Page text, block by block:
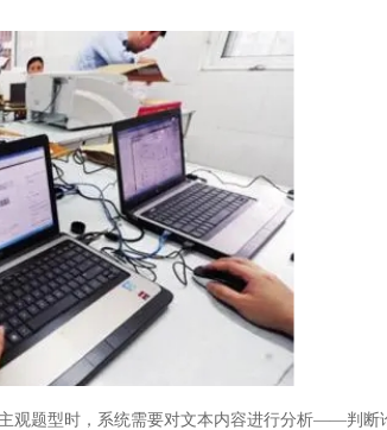
题型时，系统需要对文本内容进行分析——判断